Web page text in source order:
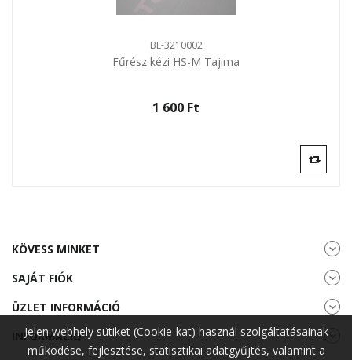
BE-3210002
Fűrész kézi HS-M Tajima
1 600 Ft‎
KÖVESS MINKET
SAJÁT FIÓK
ÜZLET INFORMÁCIÓ
INFORMÁCIÓ
Jelen webhely sütiket (Cookie-kat) használ szolgáltatásainak
működése, fejlesztése, statisztikai adatgyűjtés, valamint a